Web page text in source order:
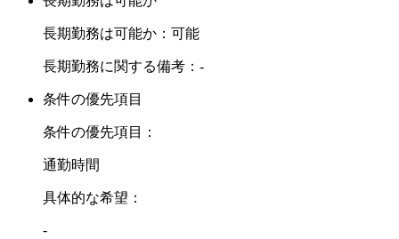
長期勤務は可能か：可能
長期勤務に関する備考：-
条件の優先項目
条件の優先項目：
通勤時間
具体的な希望：
-